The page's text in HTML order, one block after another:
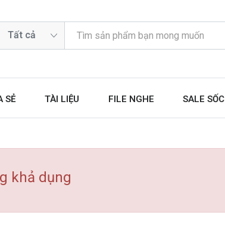
SẺ TÀI LIỆU FILE NGHE SALE SỐC
khả dụng